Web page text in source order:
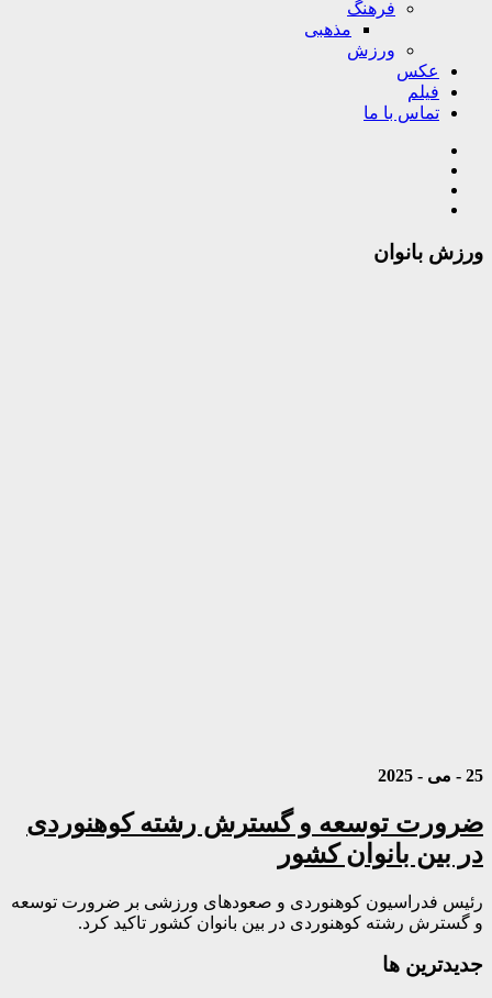
فرهنگ
مذهبی
ورزش
عکس
فیلم
تماس با ما
ورزش بانوان
25 - می - 2025
ضرورت توسعه و گسترش رشته کوهنوردی
در بین بانوان کشور
رئیس فدراسیون کوهنوردی و صعودهای ورزشی بر ضرورت توسعه
و گسترش رشته کوهنوردی در بین بانوان کشور تاکید کرد.
جديدترين ها